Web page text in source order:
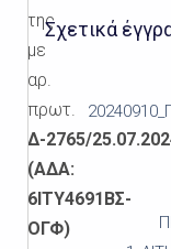
της
με
αρ.
πρωτ.
Δ-2765/
(ΑΔΑ:
6ΙΤΥ4691ΒΣ-
ΟΓΦ)
Σχετικά